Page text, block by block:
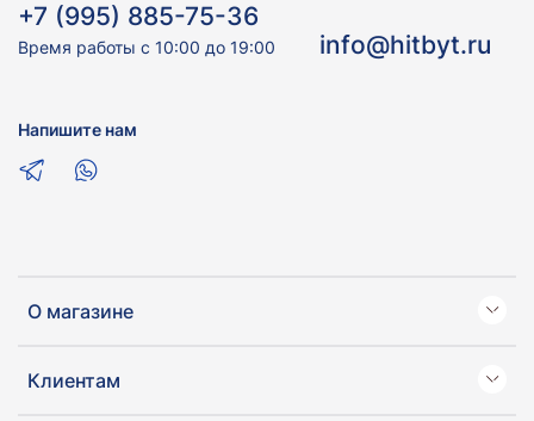
О магазине
Клиентам
+7 (995) 885-75-36
Время работы с 10:00 до 19:00 info@hitbyt.ru
Напишите нам